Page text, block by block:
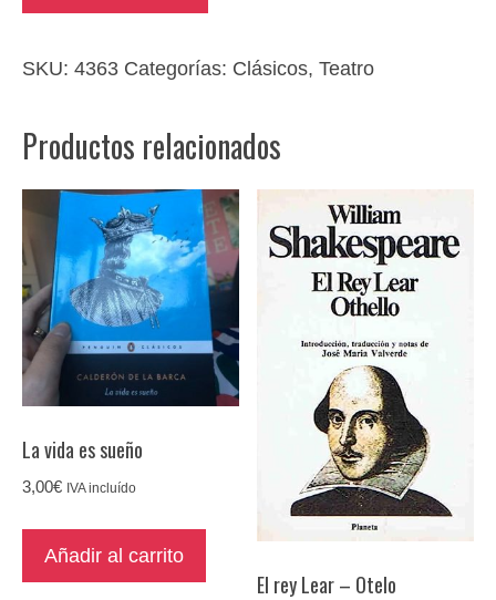
SKU: 4363 Categorías: Clásicos, Teatro
Productos relacionados
La vida es sueño
3,00€ IVA incluído
Añadir al carrito
El rey Lear – Otelo